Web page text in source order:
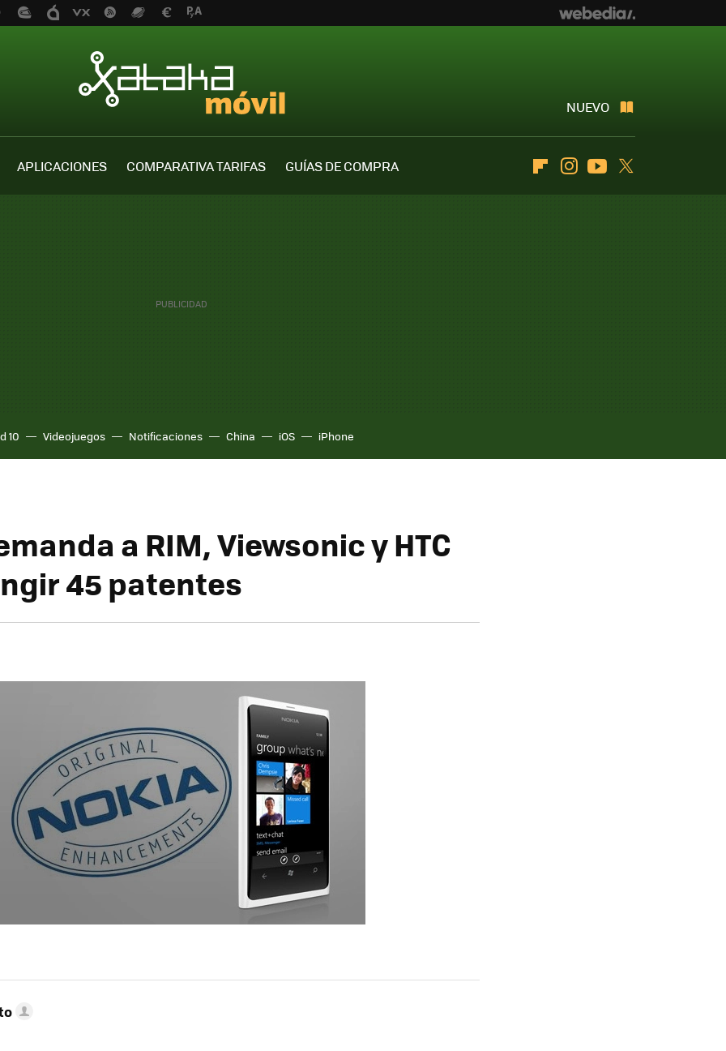
NUEVO
APLICACIONES COMPARATIVA TARIFAS
GUÍAS DE COMPRA
FlipboardInstagramYoutube
10 Videojuegos Notificaciones China iOS iPhone
a RIM, Viewsonic y HTC
45 patentes